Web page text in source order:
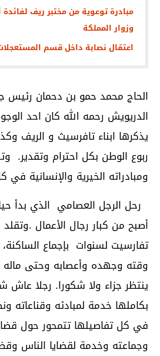
مبادرة توعوية من مختبر ريف لفائدة
وزوار المملكة
اعتقال نصابة داخل قسم
الحاج محمد حمو بن دحمان رئيس
الدريويش رحمه الله كان احد
يذكرها ابناء تافرسيث و الريف
ربوع الوطن بكل احترام وتقدير.
ومبادراته الخيرية والإنسانية
رحل الرجل العصامي الذي بدأ
أصبح من كبار رجال الأعمال
تفارسيت لسنوات بإجماع الساكنة،
وقته وجهده وأعصابه وحتى ماله
ينتظر جزاء ولا شكورا. رجلا عاش
بكاملها خدمة لمبادئه وقناعاته
في كل تفاصيلها تتمحور حول
وجماعته وخدمة لقضايا الناس